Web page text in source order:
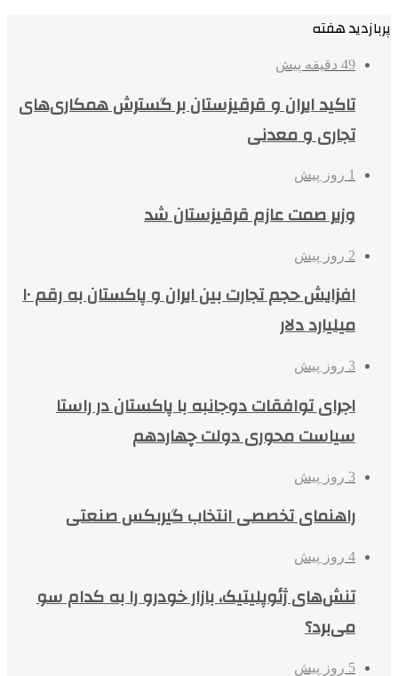
پربازدید هفته
49 دقیقه پیش
تاکید ایران و قرقیزستان بر گسترش همکاری‌های
تجاری و معدنی
1 روز پیش
وزیر صمت عازم قرقیزستان شد
2 روز پیش
افزایش حجم تجارت بین ایران و پاکستان به رقم ۱۰
میلیارد دلار
3 روز پیش
اجرای توافقات دوجانبه با پاکستان در راستا
سیاست محوری دولت چهاردهم
3 روز پیش
راهنمای تخصصی انتخاب گیربکس صنعتی
4 روز پیش
تنش‌های ژئوپلیتیک، بازار خودرو را به کدام سو
می‌برد؟
5 روز پیش